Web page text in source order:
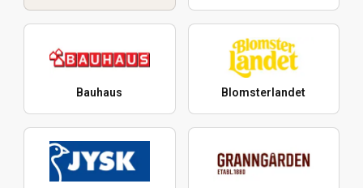
Bauhaus Blomsterlandet